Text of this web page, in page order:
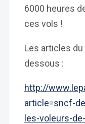
6000 heures
ces vols !
Les articles
dessous :
http://
article=sncf-
les-voleurs-